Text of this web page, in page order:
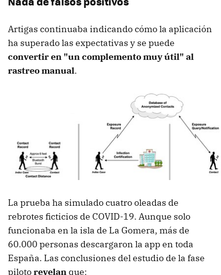
Artigas continuaba indicando cómo la aplicación
ha superado las expectativas y se puede
convertir en "un complemento muy útil" al
rastreo manual.
La prueba ha simulado cuatro oleadas de
rebrotes ficticios de COVID-19. Aunque solo
funcionaba en la isla de La Gomera, más de
60.000 personas descargaron la app en toda
España. Las conclusiones del estudio de la fase
pilotorevelan que: